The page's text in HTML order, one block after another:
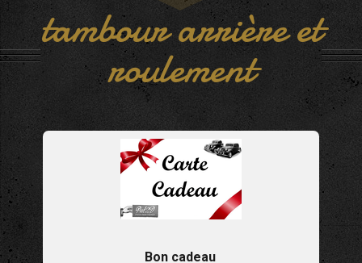
tambour arrière et
roulement
Bon cadeau